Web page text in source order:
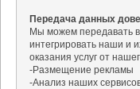
Передача данных
Мы можем передавать
интегрировать наши и
оказания услуг от
-Размещение рекламы
-Анализ наших